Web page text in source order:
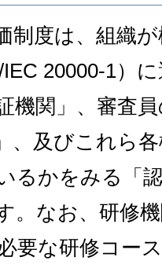
制度は、組織
20000-1）
機関」、審査
、及びこれら
るかをみる「
。なお、研修
要な研修コー